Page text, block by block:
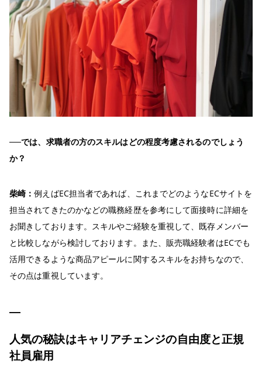
──では、求職者の方のスキルはどの程度考慮されるのでしょう
か？
柴崎：例えばEC担当者であれば、これまでどのようなECサイトを
担当されてきたのかなどの職務経歴を参考にして面接時に詳細を
お聞きしております。スキルやご経験を重視して、既存メンバー
と比較しながら検討しております。また、販売職経験者はECでも
活用できるような商品アピールに関するスキルをお持ちなので、
その点は重視しています。
人気の秘訣はキャリアチェンジの自由度と正規
社員雇用